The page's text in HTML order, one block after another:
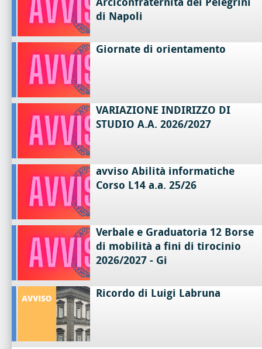
di Napoli
Giornate di orientamento
VARIAZIONE INDIRIZZO DI
STUDIO A.A. 2026/2027
avviso Abilità informatiche
Corso L14 a.a. 25/26
Verbale e Graduatoria 12 Borse
di mobilità a fini di tirocinio
2026/2027 - Gi
Ricordo di Luigi Labruna